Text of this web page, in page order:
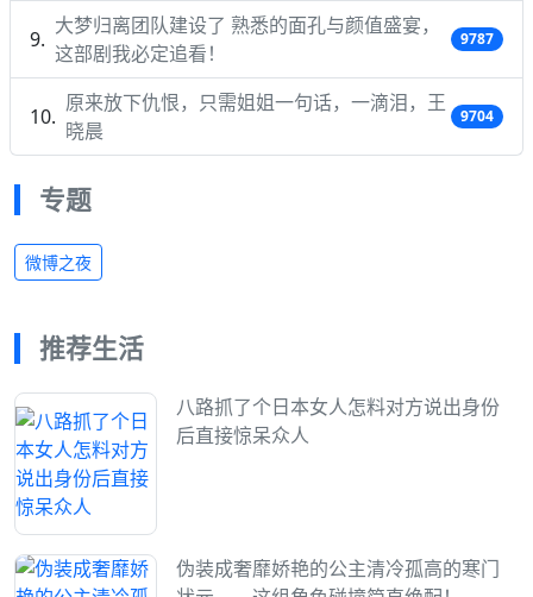
大梦归离团队建设了 熟悉的面孔与颜值盛宴，
这部剧我必定追看！
9787
原来放下仇恨，只需姐姐一句话，一滴泪，王
晓晨
9704
专题
微博之夜
推荐生活
八路抓了个日本女人怎料对方说出身份
后直接惊呆众人
伪装成奢靡娇艳的公主清冷孤高的寒门